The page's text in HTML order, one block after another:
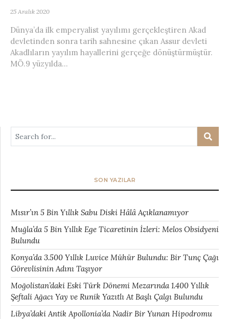
25 Aralık 2020
Dünya’da ilk emperyalist yayılımı gerçekleştiren Akad
devletinden sonra tarih sahnesine çıkan Assur devleti
Akadlıların yayılım hayallerini gerçeğe dönüştürmüştür.
MÖ.9 yüzyılda...
SON YAZILAR
Mısır’ın 5 Bin Yıllık Sabu Diski Hâlâ Açıklanamıyor
Muğla’da 5 Bin Yıllık Ege Ticaretinin İzleri: Melos Obsidyeni
Bulundu
Konya’da 3.500 Yıllık Luvice Mühür Bulundu: Bir Tunç Çağı
Görevlisinin Adını Taşıyor
Moğolistan’daki Eski Türk Dönemi Mezarında 1.400 Yıllık
Şeftali Ağacı Yay ve Runik Yazıtlı At Başlı Çalgı Bulundu
Libya’daki Antik Apollonia’da Nadir Bir Yunan Hipodromu